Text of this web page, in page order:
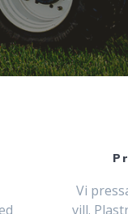
Vi
vill.